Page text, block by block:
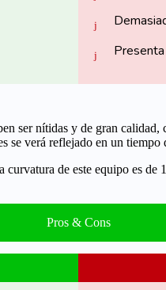
ser nítidas y de gran
se verá reflejado en un tiempo
curvatura de este equipo es de
Pros & Cons